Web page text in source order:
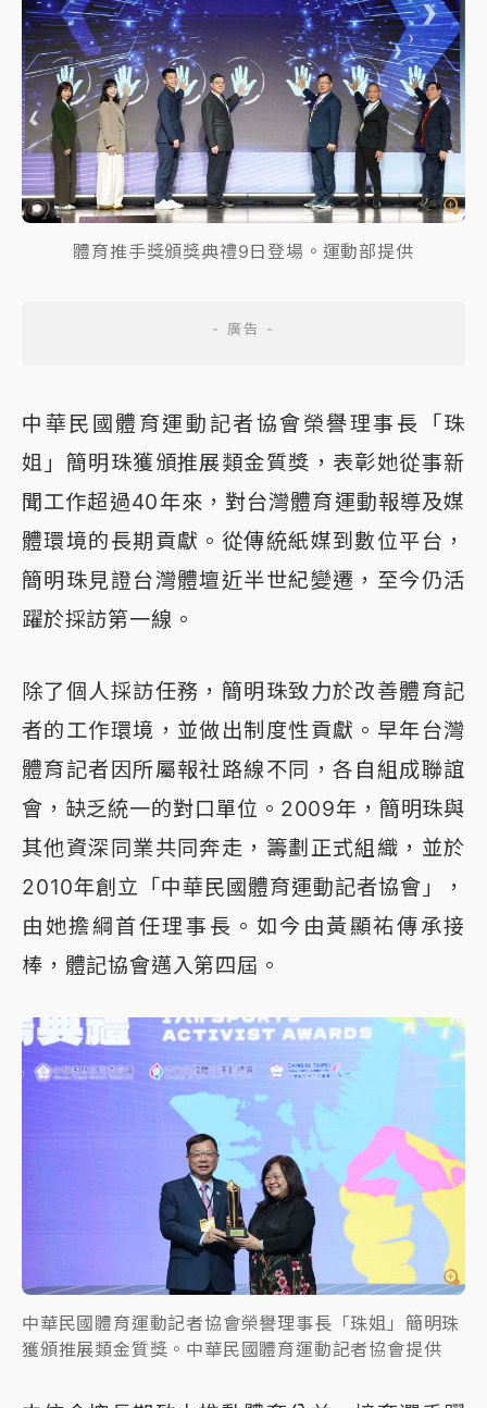
體育推手獎頒獎典禮9日登場。運動部提供
中華民國體育運動記者協會榮譽理事長「珠
姐」簡明珠獲頒推展類金質獎，表彰她從事新
聞工作超過40年來，對台灣體育運動報導及媒
體環境的長期貢獻。從傳統紙媒到數位平台，
簡明珠見證台灣體壇近半世紀變遷，至今仍活
躍於採訪第一線。
除了個人採訪任務，簡明珠致力於改善體育記
者的工作環境，並做出制度性貢獻。早年台灣
體育記者因所屬報社路線不同，各自組成聯誼
會，缺乏統一的對口單位。2009年，簡明珠與
其他資深同業共同奔走，籌劃正式組織，並於
2010年創立「中華民國體育運動記者協會」，
由她擔綱首任理事長。如今由黃顯祐傳承接
棒，體記協會邁入第四屆。
中華民國體育運動記者協會榮譽理事長「珠姐」簡明珠
獲頒推展類金質獎。中華民國體育運動記者協會提供